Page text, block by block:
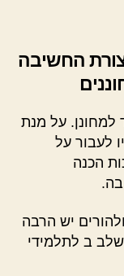
החשיבה
למחונן. על מנת
לעבור על
הכנה
יש הרבה
שלב ב לתלמידי